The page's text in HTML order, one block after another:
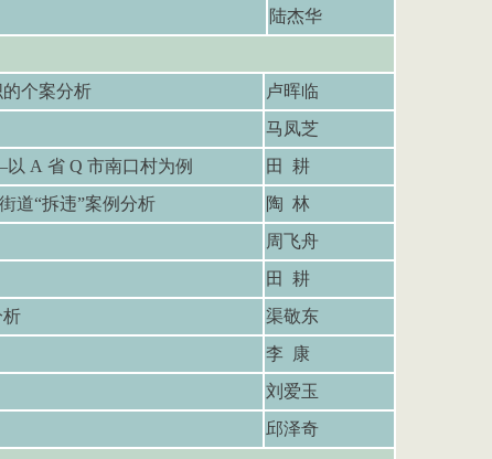
陆杰华
个案分析
卢晖临
究
马凤芝
以 A 省 Q 市南口村为例
田 耕
街道“拆违”案例分析
陶 林
周飞舟
田 耕
析
渠敬东
李 康
刘爱玉
邱泽奇